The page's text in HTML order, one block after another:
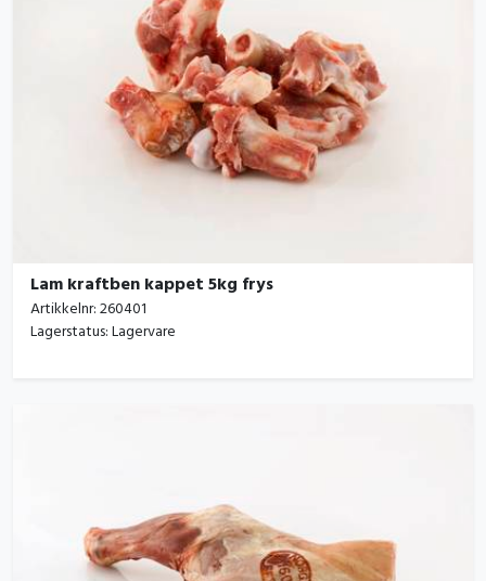
Lam kraftben kappet 5kg frys
Artikkelnr:260401
Lagerstatus:Lagervare